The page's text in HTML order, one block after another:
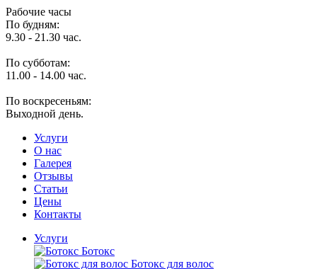
Рабочие часы
По будням:
9.30 - 21.30 час.
По субботам:
11.00 - 14.00 час.
По воскресеньям:
Выходной день.
Услуги
O нас
Галерея
Отзывы
Статьи
Цены
Контакты
Услуги
Ботокс
Ботокс для волос